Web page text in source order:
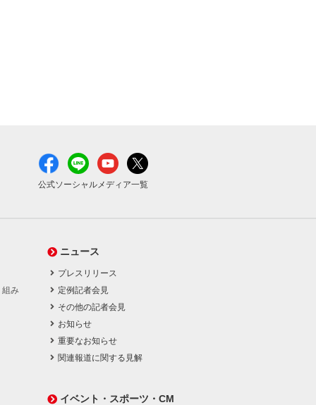
公式ソーシャルメディア一覧
組み
ニュース
プレスリリース
定例記者会見
その他の記者会見
お知らせ
重要なお知らせ
関連報道に関する見解
イベント・スポーツ・CM